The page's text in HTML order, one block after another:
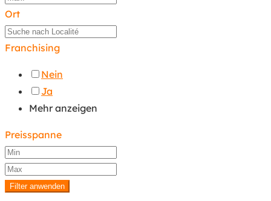
Ort
Franchising
Nein
Ja
Mehr anzeigen
Preisspanne
Filter anwenden